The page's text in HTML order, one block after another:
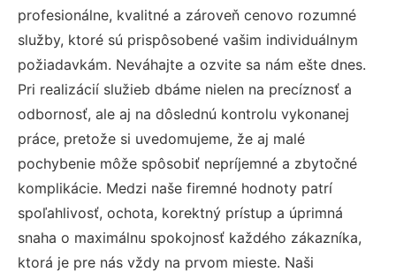
profesionálne, kvalitné a zároveň cenovo rozumné
služby, ktoré sú prispôsobené vašim individuálnym
požiadavkám. Neváhajte a ozvite sa nám ešte dnes.
Pri realizácií služieb dbáme nielen na precíznosť a
odbornosť, ale aj na dôslednú kontrolu vykonanej
práce, pretože si uvedomujeme, že aj malé
pochybenie môže spôsobiť nepríjemné a zbytočné
komplikácie. Medzi naše firemné hodnoty patrí
spoľahlivosť, ochota, korektný prístup a úprimná
snaha o maximálnu spokojnosť každého zákazníka,
ktorá je pre nás vždy na prvom mieste. Naši